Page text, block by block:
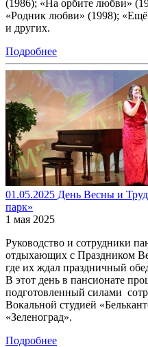
(1986); «На орбите любви»
«Родник любви» (1998);
и других.
Подробнее
01.05.2025 День Весны и
парк»
1 мая 2025
Руководство и сотрудники
отдыхающих с Праздником
где их ждал праздничный
В этот день в пансионате
подготовленный силами
Вокальной студией
«Зеленоград».
Подробнее